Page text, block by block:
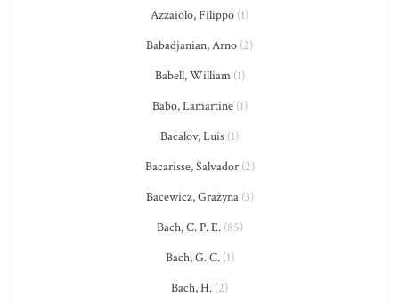
Azzaiolo, Filippo (1)
Babadjanian, Arno (2)
Babell, William(1)
Babo, Lamartine(1)
Bacalov, Luis (1)
Bacarisse, Salvador(2)
Bacewicz, Grażyna(3)
Bach, C. P. E.(85)
Bach, G. C.(1)
Bach, H. (2)